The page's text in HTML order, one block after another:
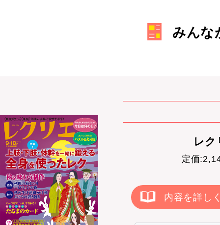
みんな
レ
定価
内容を詳し